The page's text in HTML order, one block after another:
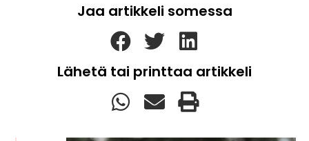
Jaa artikkeli somessa
Lähetä tai printtaa artikkeli